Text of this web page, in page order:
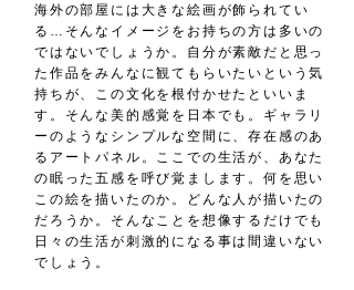
海外の部屋には大きな絵画が飾られてい
る…そんなイメージをお持ちの方は多いの
ではないでしょうか。自分が素敵だと思っ
た作品をみんなに観てもらいたいという気
持ちが、この文化を根付かせたといいま
す。そんな美的感覚を日本でも。ギャラリ
ーのようなシンプルな空間に、存在感のあ
るアートパネル。ここでの生活が、あなた
の眠った五感を呼び覚まします。何を思い
この絵を描いたのか。どんな人が描いたの
だろうか。そんなことを想像するだけでも
日々の生活が刺激的になる事は間違いない
でしょう。